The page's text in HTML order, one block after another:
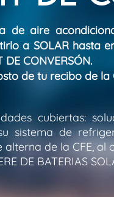
de aire
a SOLAR hasta
CONVERSÓN.
de tu recibo de la
cubiertas:
sistema de
alterna de la CFE,
DE BATERIAS